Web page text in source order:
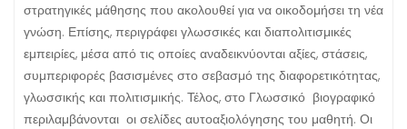
στρατηγικές μάθησης που ακολουθεί για να οικοδομήσει τη νέα
γνώση. Επίσης, περιγράφει γλωσσικές και διαπολιτισμικές
εμπειρίες, μέσα από τις οποίες αναδεικνύονται αξίες, στάσεις,
συμπεριφορές βασισμένες στο σεβασμό της διαφορετικότητας,
γλωσσικής και πολιτισμικής. Τέλος, στο Γλωσσικό βιογραφικό
περιλαμβάνονται οι σελίδες αυτοαξιολόγησης του μαθητή. Οι